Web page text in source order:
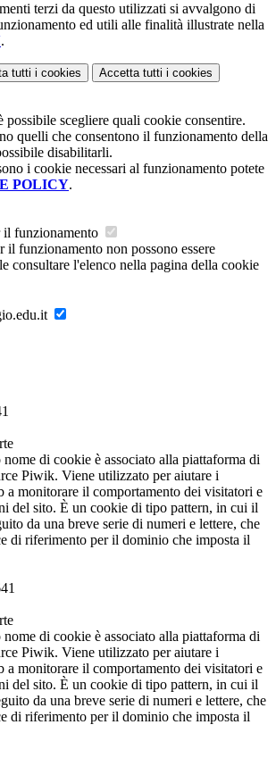
terzi da questo utilizzati si avvalgono di
ed utili alle finalità illustrate nella
.
tutti i cookies Accetta tutti i cookies
possibile scegliere quali cookie consentire.
quelli che consentono il funzionamento della
disabilitarli.
i cookie necessari al funzionamento potete
POLICY.
il funzionamento
il funzionamento non possono essere
consultare l'elenco nella pagina della cookie
nome di cookie è associato alla piattaforma di
Piwik. Viene utilizzato per aiutare i
a monitorare il comportamento dei visitatori e
del sito. È un cookie di tipo pattern, in cui il
da una breve serie di numeri e lettere, che
di riferimento per il dominio che imposta il
nome di cookie è associato alla piattaforma di
Piwik. Viene utilizzato per aiutare i
a monitorare il comportamento dei visitatori e
del sito. È un cookie di tipo pattern, in cui il
da una breve serie di numeri e lettere, che
di riferimento per il dominio che imposta il